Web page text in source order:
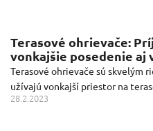
Terasové ohrievače:
vonkajšie posedenie aj
28.2.2023
Terasové ohrievače sú skvelým
užívajú vonkajší priestor na